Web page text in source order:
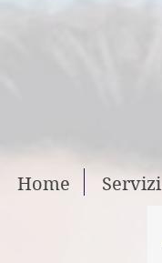
Home Servizi